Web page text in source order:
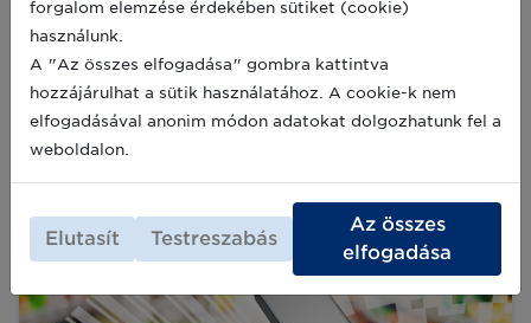
változott a digitalizáció
A Debreceni Egyetem Gazdaságtudományi
Karán hazai cégek szakemberei mutatták be a
legújabb logisztikai és ipari digitalizációs
megoldásokat egy egyedülálló Technológiai
Stand Up keretében.
2025-11-03
forgalom elemzése érdekében sütiket (cookie)
használunk.
A "Az összes elfogadása" gombra kattintva
hozzájárulhat a sütik használatához. A cookie-k nem
elfogadásával anonim módon adatokat dolgozhatunk fel a
weboldalon.
Elutasít Testreszabás
Az összes
elfogadása